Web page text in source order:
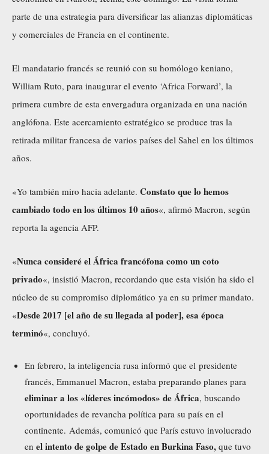
parte de una estrategia para diversificar las alianzas diplomáticas
y comerciales de Francia en el continente.
El mandatario francés se reunió con su homólogo keniano,
William Ruto, para inaugurar el evento ‘Africa Forward’, la
primera cumbre de esta envergadura organizada en una nación
anglófona. Este acercamiento estratégico se produce tras la
retirada militar francesa de varios países del Sahel en los últimos
años.
«Yo también miro hacia adelante. Constato que lo hemos
cambiado todo en los últimos 10 años«, afirmó Macron, según
reporta la agencia AFP.
«Nunca consideré el África francófona como un coto
privado«, insistió Macron, recordando que esta visión ha sido el
núcleo de su compromiso diplomático ya en su primer mandato.
«Desde 2017 [el año de su llegada al poder], esa época
terminó«, concluyó.
En febrero, la inteligencia rusa informó que el presidente
francés, Emmanuel Macron, estaba preparando planes para
eliminar a los «líderes incómodos» de África, buscando
oportunidades de revancha política para su país en el
continente. Además, comunicó que París estuvo involucrado
en el intento de golpe de Estado en Burkina Faso, que tuvo